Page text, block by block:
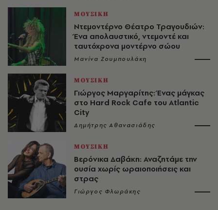
ΜΟΥΣΙΚΗ
Ντεμοντέρνο Θέατρο Τραγουδιών:
Ένα απολαυστικό, ντεμοντέ και
ταυτόχρονα μοντέρνο σώου
Μανίνα Ζουμπουλάκη
ΜΟΥΣΙΚΗ
Γιώργος Μαργαρίτης: Ένας μάγκας
στο Hard Rock Cafe του Atlantic
City
Δημήτρης Αθανασιάδης
ΜΟΥΣΙΚΗ
Βερόνικα Δαβάκη: Αναζητάμε την
ουσία χωρίς ωραιοποιήσεις και
στρας
Γιώργος Φλωράκης